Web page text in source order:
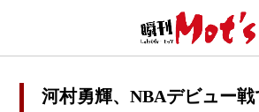
河村勇輝、NBAデビュー戦